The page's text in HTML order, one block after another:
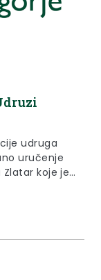
udruga
uručenje
koje je